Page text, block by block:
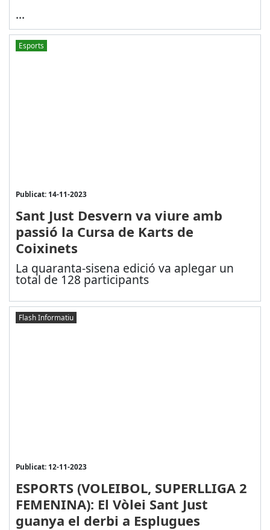
...
Esports
Publicat: 14-11-2023
Sant Just Desvern va viure amb
passió la Cursa de Karts de
Coixinets
La quaranta-sisena edició va aplegar un
total de 128 participants
Flash Informatiu
Publicat: 12-11-2023
ESPORTS (VOLEIBOL, SUPERLLIGA 2
FEMENINA): El Vòlei Sant Just
guanya el derbi a Esplugues